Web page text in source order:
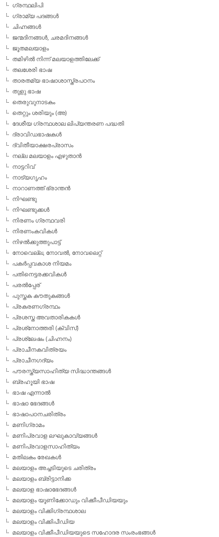
ഗ്രന്ഥലിപി
ഗ്രാമ്യ പദങ്ങള്‍
ചിഹ്നങ്ങള്‍
ജന്മദിനങ്ങള്‍, ചരമദിനങ്ങള്‍
ജൂതമലയാളം
തമിഴില്‍ നിന്ന് മലയാളത്തിലേക്ക്
തലശേരി ഭാഷ
താരതമ്യ ഭാഷാശാസ്ത്രപഠനം
തുളു ഭാഷ
തെരുവുനാടകം
തെറ്റും ശരിയും (അ)
ദേശീയ ഗ്രന്ഥശാല ലിപ്യന്തരണ പദ്ധതി
ദ്രാവിഡഭാഷകള്‍
ദ്വിതീയാക്ഷരപ്രാസം
നല്ല മലയാളം എഴുതാന്‍
നാട്ടറിവ്
നാട്യഗൃഹം
നാറാണത്ത് ഭ്രാന്തന്‍
നിഘണ്ടു
നിഘണ്ടുക്കള്‍
നിരണം ഗ്രന്ഥവരി
നിരണംകവികള്‍
നിഴല്‍ക്കുത്തുപാട്ട്
നോവെല്ല, നോവല്‍, നോവലെറ്റ്
പകര്‍പ്പവകാശ നിയമം
പതിനെട്ടരക്കവികള്‍
പരല്‍പ്പേര്
പുസ്തക കൗതുകങ്ങള്‍
പ്രകരണഗ്രന്ഥം
പ്രശസ്ത അവതാരികകള്‍
പ്രശ്‌നോത്തരി (ക്വിസ്)
പ്രശ്ലേഷം (ചിഹ്നനം)
പ്രാചീനകവിത്രയം
പ്രാചീനഗദ്യം
പൗരസ്ത്യസാഹിത്യ സിദ്ധാന്തങ്ങള്‍
ബ്രഹൂയി ഭാഷ
ഭാഷ എന്നാല്‍
ഭാഷാ ഭേദങ്ങള്‍
ഭാഷാപഠനചരിത്രം
മണിഗ്രാമം
മണിപ്രവാള ലഘുകാവ്യങ്ങള്‍
മണിപ്രവാളസാഹിത്യം
മതിലകം രേഖകള്‍
മലയാളം അച്ചടിയുടെ ചരിത്രം
മലയാളം ബ്രിട്ടാനിക്ക
മലയാള ഭാഷാഭേദങ്ങള്‍
മലയാളം യൂണിക്കോഡും വിക്കീപീഡിയയും
മലയാളം വിക്കിഗ്രന്ഥശാല
മലയാളം വിക്കിപീഡിയ
മലയാളം വിക്കീപീഡിയയുടെ സഹോദര സംരംഭങ്ങള്‍